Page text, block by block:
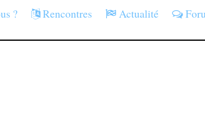
? Rencontres Actualité